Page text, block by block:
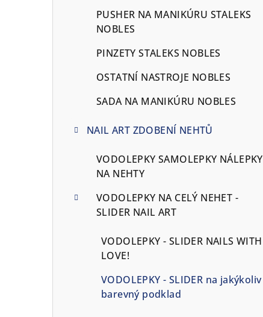
PUSHER NA MANIKÚRU STALEKS
NOBLES
PINZETY STALEKS NOBLES
OSTATNÍ NASTROJE NOBLES
SADA NA MANIKÚRU NOBLES
NAIL ART ZDOBENÍ NEHTŮ
VODOLEPKY SAMOLEPKY NÁLEPKY
NA NEHTY
VODOLEPKY NA CELÝ NEHET -
SLIDER NAIL ART
VODOLEPKY - SLIDER NAILS WITH
LOVE!
VODOLEPKY - SLIDER na jakýkoliv
barevný podklad